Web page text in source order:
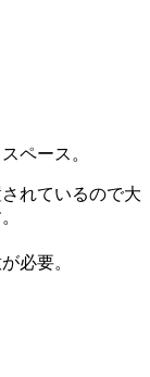
ペース。
れているので大
必要。